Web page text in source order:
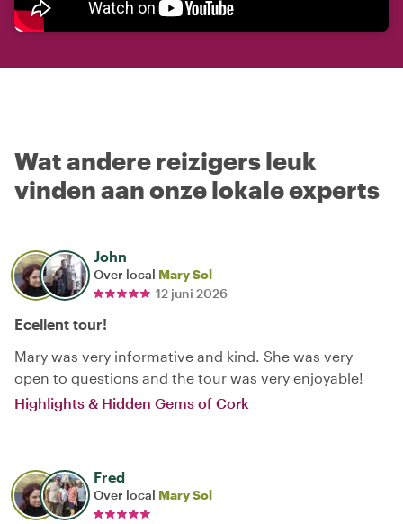
Wat andere reizigers leuk
vinden aan onze lokale experts
John
Over local Mary Sol
12 juni 2026
Ecellent tour!
Mary was very informative and kind. She was very
open to questions and the tour was very enjoyable!
Highlights & Hidden Gems of Cork
Fred
Over local Mary Sol